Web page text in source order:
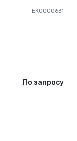
ЕК0000631
По запросу